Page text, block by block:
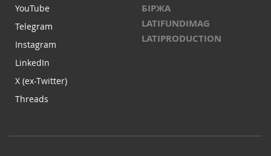
YouTube
Telegram
Instagram
LinkedIn
X (ex-Twitter)
Threads
БІРЖА
LATIFUNDIMAG
LATIPRODUCTION